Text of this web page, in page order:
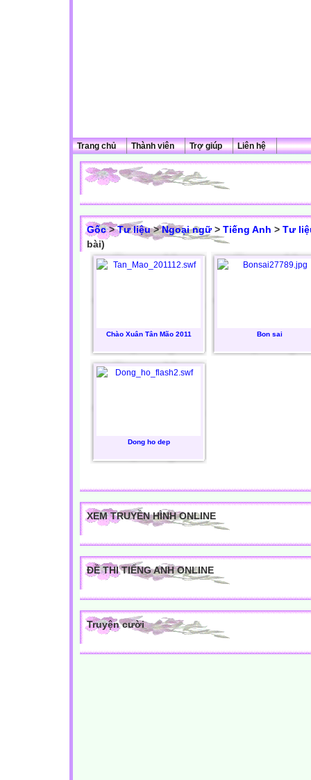
Trang chủ Thành viên Trợ giúp Liên hệ
Gốc>Tư liệu>Ngoại ngữ> Tiếng Anh > Tư
bài)
Chào Xuân Tân Mão 2011 Bon sai
Dong ho dep
XEM TRUYỀN HÌNH ONLINE
ĐỀ THI TIẾNG ANH ONLINE
Truyện cười